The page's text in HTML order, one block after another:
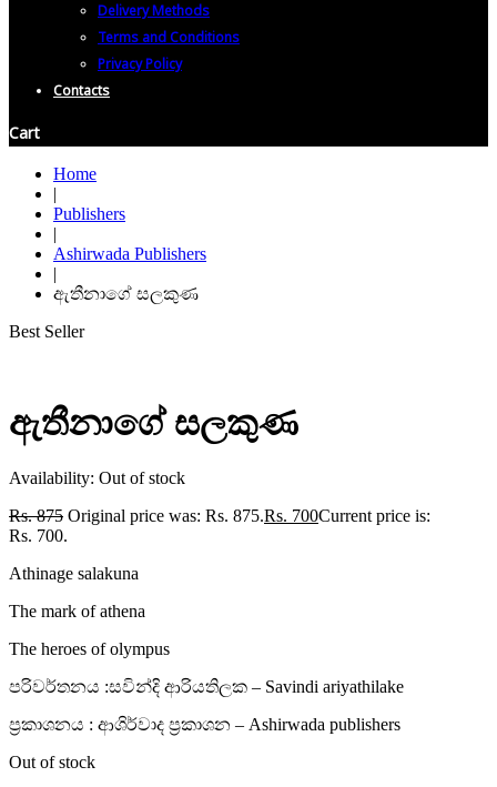
Delivery Methods
Terms and Conditions
Privacy Policy
Contacts
Cart
Home
|
Publishers
|
Ashirwada Publishers
|
ඇතීනාගේ සලකුණ
Best Seller
ඇතීනාගේ සලකුණ
Availability: Out of stock
Rs.875 Original price was: Rs. 875.Rs. 700Current price is:
Rs. 700.
Athinage salakuna
The mark of athena
The heroes of olympus
පරිවර්තනය :සවින්දි ආරියතිලක – Savindi ariyathilake
ප්‍රකාශනය : ආශිර්වාද ප්‍රකාශන – Ashirwada publishers
Out of stock